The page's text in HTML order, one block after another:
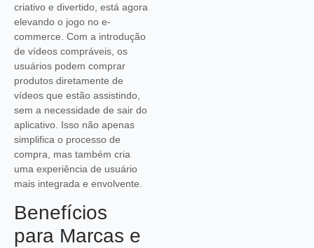
criativo e divertido, está agora
elevando o jogo no e-
commerce. Com a introdução
de vídeos compráveis, os
usuários podem comprar
produtos diretamente de
vídeos que estão assistindo,
sem a necessidade de sair do
aplicativo. Isso não apenas
simplifica o processo de
compra, mas também cria
uma experiência de usuário
mais integrada e envolvente.
Benefícios
para Marcas e